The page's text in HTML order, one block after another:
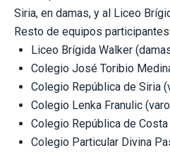
Siria, en damas, y al Liceo
Resto de equipos participantes:
Liceo Brígida Walker
Colegio José Toribio
Colegio República de Siria
Colegio Lenka Franulic
Colegio República de Costa
Colegio Particular Divina